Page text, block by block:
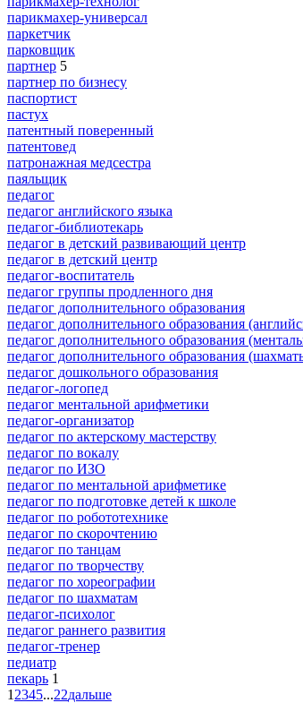
парикмахер-универсал
паркетчик
парковщик
партнер 5
партнер по бизнесу
паспортист
пастух
патентный поверенный
патентовед
патронажная медсестра
паяльщик
педагог
педагог английского языка
педагог-библиотекарь
педагог в детский развивающий центр
педагог в детский центр
педагог-воспитатель
педагог группы продленного дня
педагог дополнительного образования
педагог дополнительного образования
педагог дополнительного образования
педагог дополнительного образования
педагог дошкольного образования
педагог-логопед
педагог ментальной арифметики
педагог-организатор
педагог по актерскому мастерству
педагог по вокалу
педагог по ИЗО
педагог по ментальной арифметике
педагог по подготовке детей к школе
педагог по робототехнике
педагог по скорочтению
педагог по танцам
педагог по творчеству
педагог по хореографии
педагог по шахматам
педагог-психолог
педагог раннего развития
педагог-тренер
педиатр
пекарь 1
1 2345...22дальше